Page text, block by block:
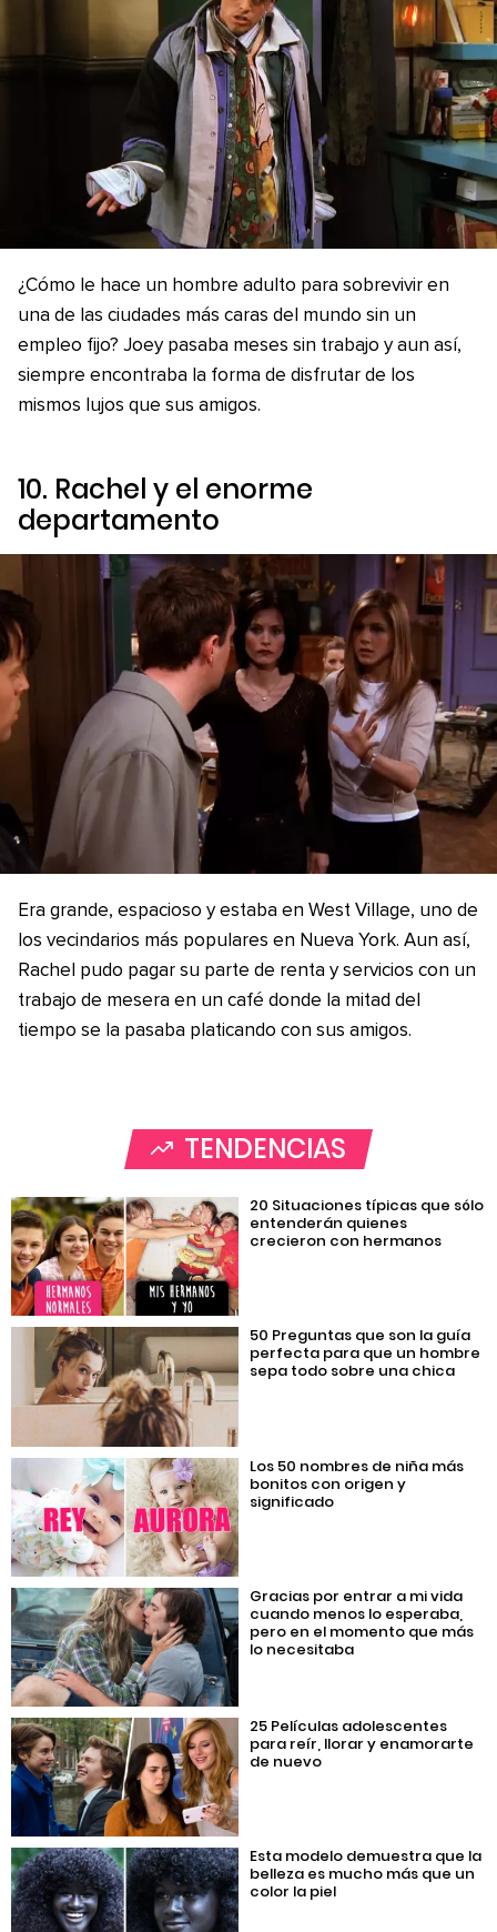
¿Cómo le hace un hombre adulto para sobrevivir en
una de las ciudades más caras del mundo sin un
empleo fijo? Joey pasaba meses sin trabajo y aun así,
siempre encontraba la forma de disfrutar de los
mismos lujos que sus amigos.
10. Rachel y el enorme
departamento
Era grande, espacioso y estaba en West Village, uno de
los vecindarios más populares en Nueva York. Aun así,
Rachel pudo pagar su parte de renta y servicios con un
trabajo de mesera en un café donde la mitad del
tiempo se la pasaba platicando con sus amigos.
TENDENCIAS
20 Situaciones típicas que sólo
entenderán quienes
crecieron con hermanos
50 Preguntas que son la guía
perfecta para que un hombre
sepa todo sobre una chica
Los 50 nombres de niña más
bonitos con origen y
significado
Gracias por entrar a mi vida
cuando menos lo esperaba,
pero en el momento que más
lo necesitaba
25 Películas adolescentes
para reír, llorar y enamorarte
de nuevo
Esta modelo demuestra que la
belleza es mucho más que un
color la piel